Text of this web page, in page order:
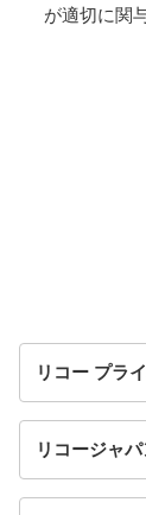
が適切に関
リコー プラ
リコージャ